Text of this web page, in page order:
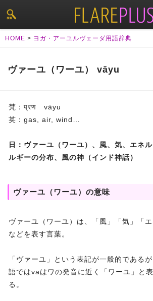
HOME > ヨガ・アーユルヴェーダ用語辞典
ヴァーユ（ワーユ） vāyu
梵：प्रण vāyu
英：gas, air, wind…
日：ヴァーユ（ワーユ）、風、気、エネ
ルギーの分布、風の神（インド神話）
ヴァーユ（ワーユ）の意味
ヴァーユ（ワーユ）は、「風」「気」「エ
などを表す言葉。
「ヴァーユ」という表記が一般的である
語ではvaはワの発音に近く「ワーユ」と
る。